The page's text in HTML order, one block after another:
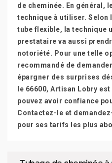
de cheminée. En général,
technique à utiliser. Selon
tube flexible, la technique
prestataire va aussi
notoriété. Pour une telle
recommandé de
épargner des surprises
le 66600, Artisan Lobry
pouvez avoir confiance
Contactez-le et
pour ses tarifs les plus